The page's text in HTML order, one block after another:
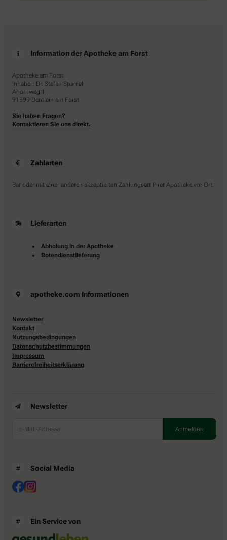
Information der Apotheke am Forst
Apotheke am Forst
Inhaber: Dr. Stefan Spaniel
Ahornweg 1
91599 Dentlein am Forst
Sie haben Fragen?
Kontaktieren Sie uns direkt.
Zahlarten
Bar oder mit einer anderen akzeptierten Zahlungsart Ihrer Apotheke vor Ort.
Lieferarten
Abholung in der Apotheke
Botendienstlieferung
apotheke.com Informationen
Newsletter
Kontakt
Nutzungsbedingungen
Datenschutzbestimmungen
Impressum
Barrierefreiheitserklärung
Newsletter
Social Media
Ein Service von